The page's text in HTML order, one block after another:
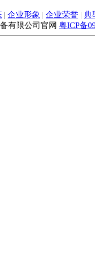
| 企业形象 | 企业荣誉 | 典
有限公司官网 粤ICP备